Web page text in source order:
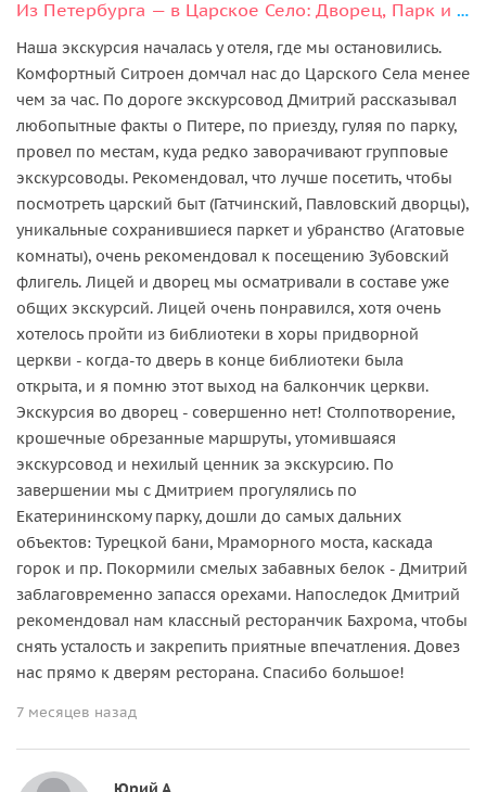
Из Петербурга — в Царское Село: Дворец, Парк и Лицей
Наша экскурсия началась у отеля, где мы остановились.
Комфортный Ситроен домчал нас до Царского Села менее
чем за час. По дороге экскурсовод Дмитрий рассказывал
любопытные факты о Питере, по приезду, гуляя по парку,
провел по местам, куда редко заворачивают групповые
экскурсоводы. Рекомендовал, что лучше посетить, чтобы
посмотреть царский быт (Гатчинский, Павловский дворцы),
уникальные сохранившиеся паркет и убранство (Агатовые
комнаты), очень рекомендовал к посещению Зубовский
флигель. Лицей и дворец мы осматривали в составе уже
общих экскурсий. Лицей очень понравился, хотя очень
хотелось пройти из библиотеки в хоры придворной
церкви - когда-то дверь в конце библиотеки была
открыта, и я помню этот выход на балкончик церкви.
Экскурсия во дворец - совершенно нет! Столпотворение,
крошечные обрезанные маршруты, утомившаяся
экскурсовод и нехилый ценник за экскурсию. По
завершении мы с Дмитрием прогулялись по
Екатерининскому парку, дошли до самых дальних
объектов: Турецкой бани, Мраморного моста, каскада
горок и пр. Покормили смелых забавных белок - Дмитрий
заблаговременно запасся орехами. Напоследок Дмитрий
рекомендовал нам классный ресторанчик Бахрома, чтобы
снять усталость и закрепить приятные впечатления. Довез
нас прямо к дверям ресторана. Спасибо большое!
7 месяцев назад